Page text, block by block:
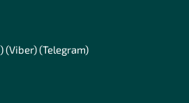
(Viber) (Telegram)